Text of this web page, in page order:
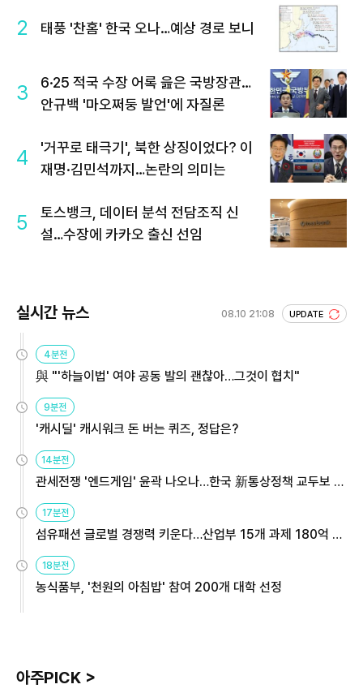
2 태풍 '찬홈' 한국 오나…예상 경로 보니
3
6·25 적국 수장 어록 읊은 국방장관…
안규백 '마오쩌둥 발언'에 자질론
4
'거꾸로 태극기', 북한 상징이었다? 이
재명·김민석까지…논란의 의미는
5
토스뱅크, 데이터 분석 전담조직 신
설…수장에 카카오 출신 선임
실시간 뉴스 08.10 21:08 UPDATE
4분전
與 "'하늘이법' 여야 공동 발의 괜찮아…그것이 협치"
9분전
'캐시딜' 캐시워크 돈 버는 퀴즈, 정답은?
14분전
관세전쟁 '엔드게임' 윤곽 나오나…한국 新통상정책 교두보 활
용해야
17분전
섬유패션 글로벌 경쟁력 키운다…산업부 15개 과제 180억 지
원
18분전
농식품부, '천원의 아침밥' 참여 200개 대학 선정
아주PICK >